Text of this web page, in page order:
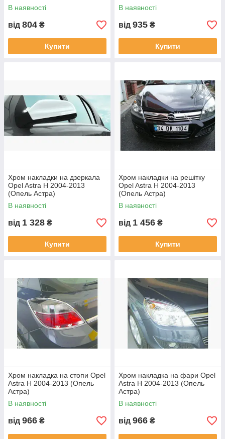
В наявності
від 804 ₴
Купити
В наявності
від 935 ₴
Купити
Хром накладки на дзеркала
Opel Astra H 2004-2013
(Опель Астра)
В наявності
від 1 328 ₴
Купити
Хром накладки на решітку
Opel Astra H 2004-2013
(Опель Астра)
В наявності
від 1 456 ₴
Купити
Хром накладка на стопи Opel
Astra H 2004-2013 (Опель
Астра)
В наявності
від 966 ₴
Хром накладка на фари Opel
Astra H 2004-2013 (Опель
Астра)
В наявності
від 966 ₴